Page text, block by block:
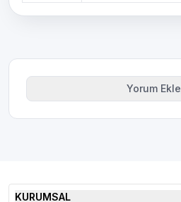
Yorum Ekle
KURUMSAL